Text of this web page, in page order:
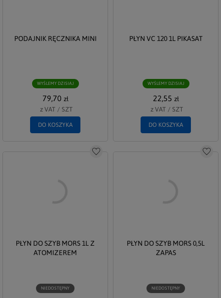
PODAJNIK RĘCZNIKA MINI
WYŚLEMY DZISIAJ
79,70 zł
z VAT / SZT
DO KOSZYKA
PŁYN VC 120 1L PIKASAT
WYŚLEMY DZISIAJ
22,55 zł
z VAT / SZT
DO KOSZYKA
Do schowka
PŁYN DO SZYB MORS 1L Z
ATOMIZEREM
NIEDOSTĘPNY
Do
PŁYN DO SZYB MORS 0,5L
ZAPAS
NIEDOSTĘPNY